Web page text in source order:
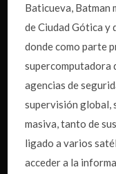
Baticueva,
de Ciudad Gótica y
donde como parte
supercomputadora
agencias de
supervisión global,
masiva, tanto de
ligado a varios
acceder a la